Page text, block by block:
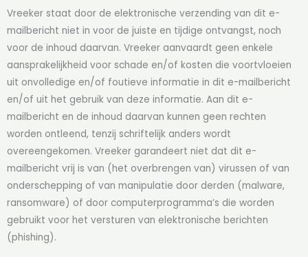
Vreeker staat door de elektronische verzending van dit e-
mailbericht niet in voor de juiste en tijdige ontvangst, noch
voor de inhoud daarvan. Vreeker aanvaardt geen enkele
aansprakelijkheid voor schade en/of kosten die voortvloeien
uit onvolledige en/of foutieve informatie in dit e-mailbericht
en/of uit het gebruik van deze informatie. Aan dit e-
mailbericht en de inhoud daarvan kunnen geen rechten
worden ontleend, tenzij schriftelijk anders wordt
overeengekomen. Vreeker garandeert niet dat dit e-
mailbericht vrij is van (het overbrengen van) virussen of van
onderschepping of van manipulatie door derden (malware,
ransomware) of door computerprogramma’s die worden
gebruikt voor het versturen van elektronische berichten
(phishing).